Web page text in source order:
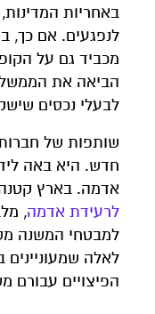
באחריות
לנפגעים. אם כך,
מכביד גם על
הביאה את הממשל
לבעלי נכסים
שותפות של
חדש. היא באה
אדמה. בארץ
לרעידת אדמה,
למבטחי המשנה
לאלה
הפיצויים עבורם